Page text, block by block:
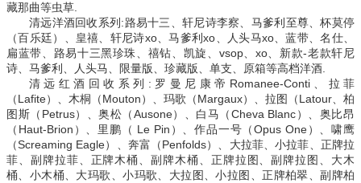
藏那曲等虫草.
清远洋酒回收系列:路易十三、轩尼诗李察、马爹利至尊、杯莫停
（百乐廷）、皇禧、轩尼诗xo、马爹利xo、人头马xo、蓝带、名仕、
扁蓝带、路易十三黑珍珠、禧钻、凯旋、vsop、xo、新款-老款轩尼
诗、马爹利、人头马、限量版、珍藏版、单支、原箱等高档洋酒.
清远红酒回收系列:罗曼尼康帝Romanee-Conti、拉菲
（Lafite）、木桐（Mouton）、玛歌（Margaux）、拉图（Latour、柏
图斯（Petrus）、奥松（Ausone）、白马（Cheva Blanc）、奥比昂
（Haut-Brion）、里鹏（ Le Pin）、作品一号（Opus One）、啸鹰
（Screaming Eagle）、奔富（Penfolds）、大拉菲、小拉菲、正牌拉
菲、副牌拉菲、正牌木桶、副牌木桶、正牌拉图、副牌拉图、大木
桶、小木桶、大玛歌、小玛歌、大拉图、小拉图、正牌柏翠、副牌柏